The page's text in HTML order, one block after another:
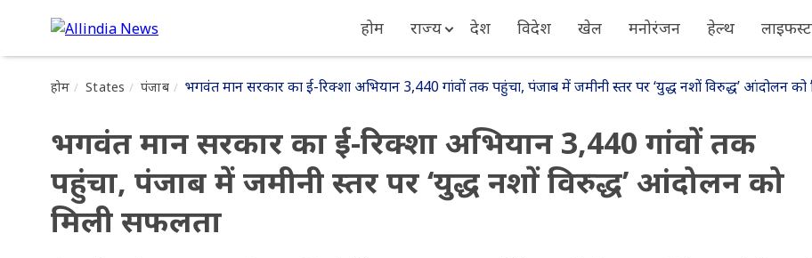
होम राज्य देश विदेश खेल मनोरंजन हेल्थ
होम States पंजाब भगवंत मान सरकार का ई-रिक्शा अभियान 3,440 गांवों तक पहुंचा, पंजाब में जमीनी स्तर पर ‘युद्ध नशों विरुद्ध’ आंदोलन को
भगवंत मान सरकार का ई-रिक्शा अभियान 3,440 गांवों तक
पहुंचा, पंजाब में जमीनी स्तर पर ‘युद्ध नशों विरुद्ध’ आंदोलन को
मिली सफलता